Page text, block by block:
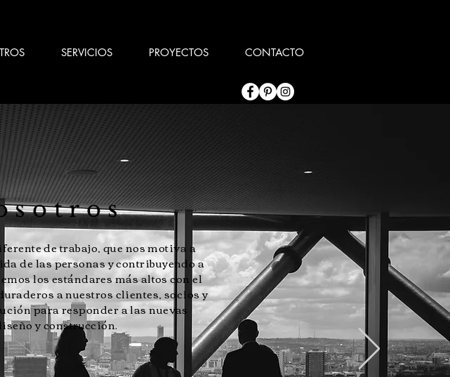
SERVICIOS PROYECTOS CONTACTO
de trabajo, que nos motiva a
de las personas y contribuyendo a
los estándares más altos con el
a nuestros clientes, socios y
para responder a las nuevas
y construcción.